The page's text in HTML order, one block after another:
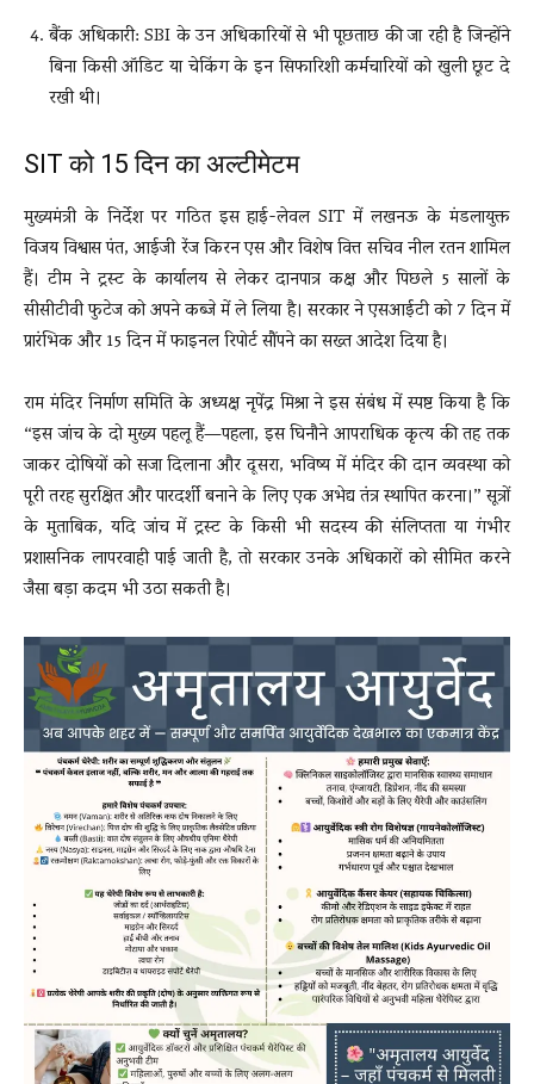
बैंक अधिकारी: SBI के उन अधिकारियों से भी पूछताछ की जा रही है जिन्होंने
बिना किसी ऑडिट या चेकिंग के इन सिफारिशी कर्मचारियों को खुली छूट दे
रखी थी।
SIT को 15 दिन का अल्टीमेटम
मुख्यमंत्री के निर्देश पर गठित इस हाई-लेवल SIT में लखनऊ के मंडलायुक्त
विजय विश्वास पंत, आईजी रेंज किरन एस और विशेष वित्त सचिव नील रतन शामिल
हैं। टीम ने ट्रस्ट के कार्यालय से लेकर दानपात्र कक्ष और पिछले 5 सालों के
सीसीटीवी फुटेज को अपने कब्जे में ले लिया है। सरकार ने एसआईटी को 7 दिन में
प्रारंभिक और 15 दिन में फाइनल रिपोर्ट सौंपने का सख्त आदेश दिया है।
राम मंदिर निर्माण समिति के अध्यक्ष नृपेंद्र मिश्रा ने इस संबंध में स्पष्ट किया है कि
“इस जांच के दो मुख्य पहलू हैं—पहला, इस घिनौने आपराधिक कृत्य की तह तक
जाकर दोषियों को सजा दिलाना और दूसरा, भविष्य में मंदिर की दान व्यवस्था को
पूरी तरह सुरक्षित और पारदर्शी बनाने के लिए एक अभेद्य तंत्र स्थापित करना।” सूत्रों
के मुताबिक, यदि जांच में ट्रस्ट के किसी भी सदस्य की संलिप्तता या गंभीर
प्रशासनिक लापरवाही पाई जाती है, तो सरकार उनके अधिकारों को सीमित करने
जैसा बड़ा कदम भी उठा सकती है।